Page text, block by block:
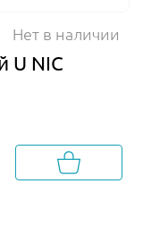
Нет в наличии
U NIC